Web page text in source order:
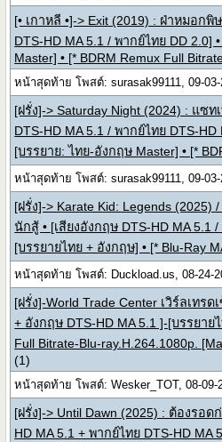
[• เกาหลี •]-> Exit (2019) : ฝ่าหมอกพิ
DTS-HD MA 5.1 / พากย์ไทย DD 2.0]
Master] • [* BDRM Remux Full
หน้าสุดท้าย โพสต์: surasak99111, 09-03-
[ฝรั่ง]-> Saturday Night (2024) : แซท
DTS-HD MA 5.1 / พากย์ไทย DTS-HD
[บรรยาย: ไทย-อังกฤษ Master] • [*
หน้าสุดท้าย โพสต์: surasak99111, 09-03-
[ฝรั่ง]-> Karate Kid: Legends
นักสู้ • [เสียงอังกฤษ DTS-HD MA 5.1
[บรรยายไทย + อังกฤษ] • [* Blu-Ray
หน้าสุดท้าย โพสต์: Duckload.us, 08-24-
[ฝรั่ง]-World Trade Center เวิร์ลเทร
+ อังกฤษ DTS-HD MA 5.1 ]-[บรรยาย
Full Bitrate-Blu-ray.H.264.1080p.
(1)
หน้าสุดท้าย โพสต์: Wesker_TOT, 08-09-
[ฝรั่ง]-> Until Dawn (2025) : ต้องรอด
HD MA 5.1 + พากย์ไทย DTS-HD MA